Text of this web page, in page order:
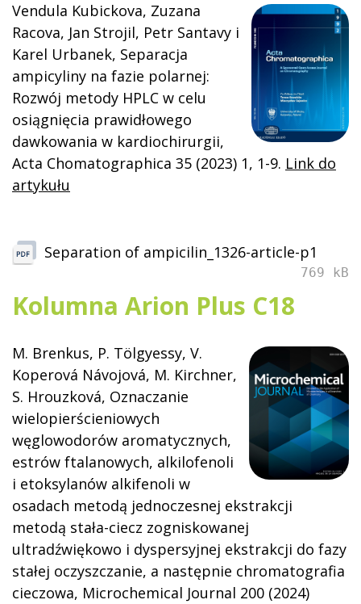
Vendula Kubickova, Zuzana
Racova, Jan Strojil, Petr Santavy i
Karel Urbanek, Separacja
ampicyliny na fazie polarnej:
Rozwój metody HPLC w celu
osiągnięcia prawidłowego
dawkowania w kardiochirurgii,
Acta Chomatographica 35 (2023) 1, 1-9. Link do
artykułu
Separation of ampicilin_1326-article-p1
769 kB
Kolumna Arion Plus C18
M. Brenkus, P. Tölgyessy, V.
Koperová Návojová, M. Kirchner,
S. Hrouzková, Oznaczanie
wielopierścieniowych
węglowodorów aromatycznych,
estrów ftalanowych, alkilofenoli
i etoksylanów alkifenoli w
osadach metodą jednoczesnej ekstrakcji
metodą stała-ciecz zogniskowanej
ultradźwiękowo i dyspersyjnej ekstrakcji do fazy
stałej oczyszczanie, a następnie chromatografia
cieczowa, Microchemical Journal 200 (2024)